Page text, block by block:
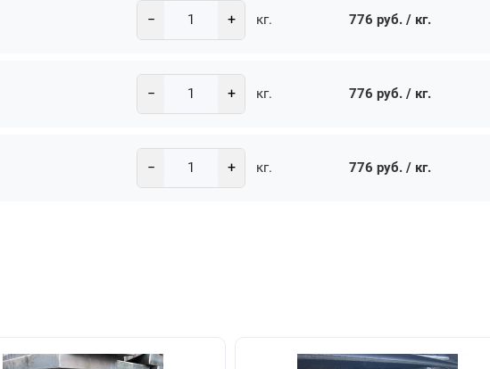
− + кг. 776 руб. / кг.
− + кг. 776 руб. / кг.
− + кг. 776 руб. / кг.